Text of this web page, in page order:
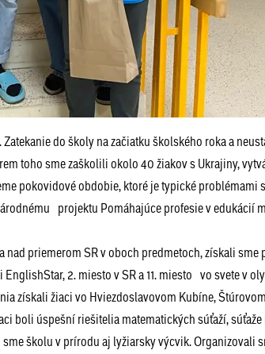
do školy na začiatku školského roka a
toho sme zaškolili okolo 40 žiakov s Ukrajiny,
pokovidové obdobie, ktoré je typické problémami
projektu Pomáhajúce profesie v edukácií
priemerom SR v oboch predmetoch, získali sme
2. miesto v SR a 11. miesto vo svete v
získali žiaci vo Hviezdoslavovom Kubíne,
boli úspešní riešitelia matematických súťaží, súťaže
školu v prírodu aj lyžiarsky výcvik. Organizovali